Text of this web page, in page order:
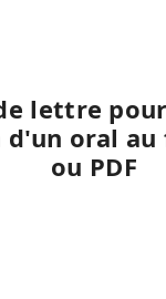
lettre
oral
ou PDF